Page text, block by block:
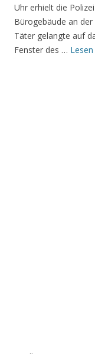
Uhr erhielt die
Bürogebäude an
Täter gelangte auf
Fenster des …